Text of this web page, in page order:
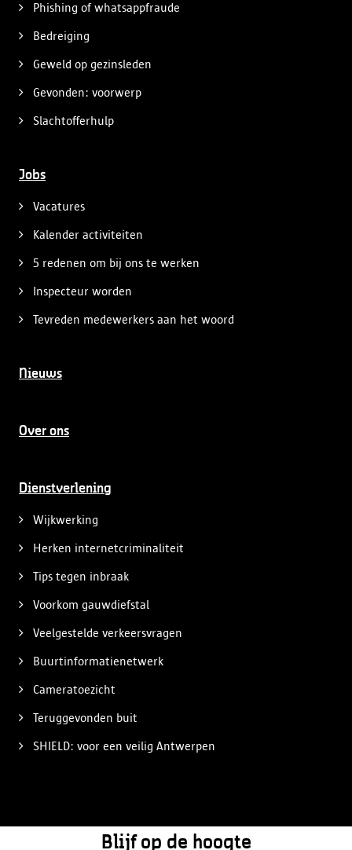
Phishing of whatsappfraude
Bedreiging
Geweld op gezinsleden
Gevonden: voorwerp
Slachtofferhulp
Jobs
Vacatures
Kalender activiteiten
5 redenen om bij ons te werken
Inspecteur worden
Tevreden medewerkers aan het woord
Nieuws
Over ons
Dienstverlening
Wijkwerking
Herken internetcriminaliteit
Tips tegen inbraak
Voorkom gauwdiefstal
Veelgestelde verkeersvragen
Buurtinformatienetwerk
Cameratoezicht
Teruggevonden buit
SHIELD: voor een veilig Antwerpen
Blijf op de hoogte